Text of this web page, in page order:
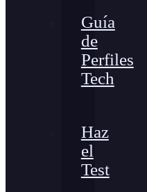
Guía
de
Perfiles
Tech
Haz
el
Test